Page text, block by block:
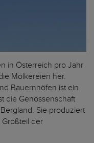
in Österreich pro Jahr
Molkereien her.
Bauernhöfen ist ein
die Genossenschaft
Sie produziert
der